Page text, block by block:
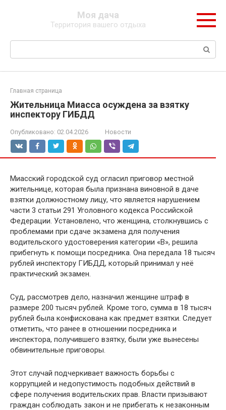
Моя дача
Территория вашего отдыха
Поиск:
Главная страница
Жительница Миасса осуждена за взятку
инспектору ГИБДД
Опубликовано: 02.04.2026 Новости
Миасский городской суд огласил приговор местной
жительнице, которая была признана виновной в даче
взятки должностному лицу, что является нарушением
части 3 статьи 291 Уголовного кодекса Российской
Федерации. Установлено, что женщина, столкнувшись с
проблемами при сдаче экзамена для получения
водительского удостоверения категории «В», решила
прибегнуть к помощи посредника. Она передала 18 тысяч
рублей инспектору ГИБДД, который принимал у неё
практический экзамен.
Суд, рассмотрев дело, назначил женщине штраф в
размере 200 тысяч рублей. Кроме того, сумма в 18 тысяч
рублей была конфискована как предмет взятки. Следует
отметить, что ранее в отношении посредника и
инспектора, получившего взятку, были уже вынесены
обвинительные приговоры.
Этот случай подчеркивает важность борьбы с
коррупцией и недопустимость подобных действий в
сфере получения водительских прав. Власти призывают
граждан соблюдать закон и не прибегать к незаконным